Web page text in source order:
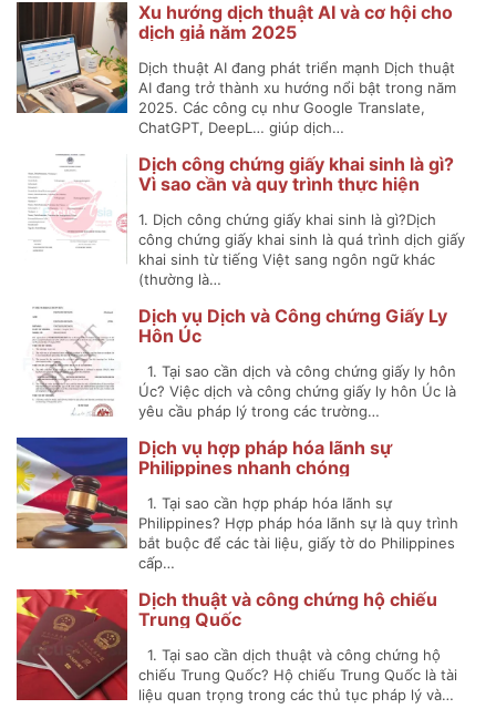
Xu hướng dịch thuật AI và cơ hội cho
dịch giả năm 2025
Dịch thuật AI đang phát triển mạnh Dịch thuật
AI đang trở thành xu hướng nổi bật trong năm
2025. Các công cụ như Google Translate,
ChatGPT, DeepL… giúp dịch…
Dịch công chứng giấy khai sinh là gì?
Vì sao cần và quy trình thực hiện
1. Dịch công chứng giấy khai sinh là gì?Dịch
công chứng giấy khai sinh là quá trình dịch giấy
khai sinh từ tiếng Việt sang ngôn ngữ khác
(thường là…
Dịch vụ Dịch và Công chứng Giấy Ly
Hôn Úc
1. Tại sao cần dịch và công chứng giấy ly hôn
Úc? Việc dịch và công chứng giấy ly hôn Úc là
yêu cầu pháp lý trong các trường…
Dịch vụ hợp pháp hóa lãnh sự
Philippines nhanh chóng
1. Tại sao cần hợp pháp hóa lãnh sự
Philippines? Hợp pháp hóa lãnh sự là quy trình
bắt buộc để các tài liệu, giấy tờ do Philippines
cấp…
Dịch thuật và công chứng hộ chiếu
Trung Quốc
1. Tại sao cần dịch thuật và công chứng hộ
chiếu Trung Quốc? Hộ chiếu Trung Quốc là tài
liệu quan trọng trong các thủ tục pháp lý và…